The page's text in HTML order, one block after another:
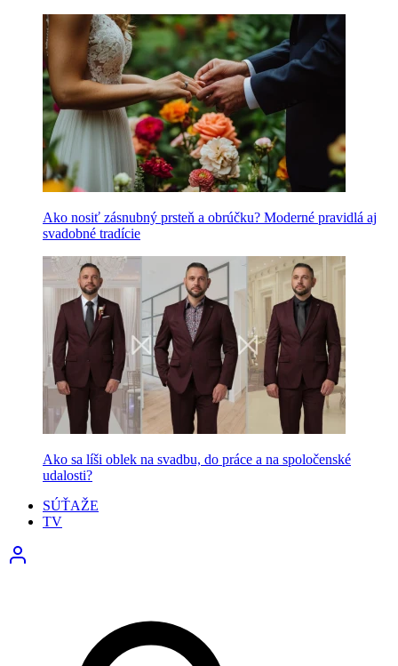
Ako nosiť zásnubný prsteň a obrúčku? Moderné pravidlá aj
svadobné tradície
Ako sa líši oblek na svadbu, do práce a na spoločenské
udalosti?
SÚŤAŽE
TV